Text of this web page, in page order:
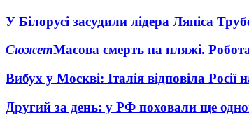
У Білорусі засудили лідера Ляпіса
СюжетМасова смерть на пляжі.
Вибух у Москві: Італія відповіла Росії
Другий за день: у РФ поховали ще